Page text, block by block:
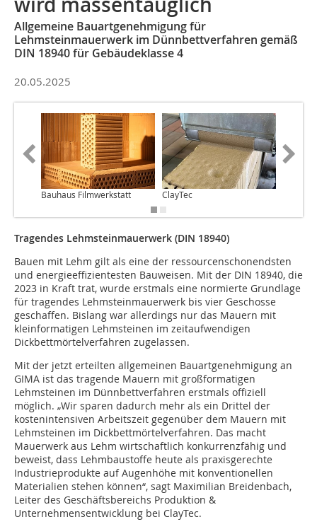
Allgemeine Bauartgenehmigung für
Lehmsteinmauerwerk im Dünnbettverfahren gemäß
DIN 18940 für Gebäudeklasse 4
20.05.2025
Bauhaus Filmwerkstatt ClayTec
Tragendes Lehmsteinmauerwerk (DIN 18940)
Bauen mit Lehm gilt als eine der ressourcenschonendsten
und energieeffizientesten Bauweisen. Mit der DIN 18940, die
2023 in Kraft trat, wurde erstmals eine normierte Grundlage
für tragendes Lehmsteinmauerwerk bis vier Geschosse
geschaffen. Bislang war allerdings nur das Mauern mit
kleinformatigen Lehmsteinen im zeitaufwendigen
Dickbettmörtelverfahren zugelassen.
Mit der jetzt erteilten allgemeinen Bauartgenehmigung an
GIMA ist das tragende Mauern mit großformatigen
Lehmsteinen im Dünnbettverfahren erstmals offiziell
möglich. „Wir sparen dadurch mehr als ein Drittel der
kostenintensiven Arbeitszeit gegenüber dem Mauern mit
Lehmsteinen im Dickbettmörtelverfahren. Das macht
Mauerwerk aus Lehm wirtschaftlich konkurrenzfähig und
beweist, dass Lehmbaustoffe heute als praxisgerechte
Industrieprodukte auf Augenhöhe mit konventionellen
Materialien stehen können“, sagt Maximilian Breidenbach,
Leiter des Geschäftsbereichs Produktion &
Unternehmensentwicklung bei ClayTec.